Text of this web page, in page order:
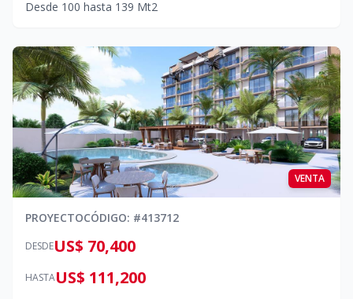
Desde 100 hasta 139 Mt2
VENTA
PROYECTOCÓDIGO: #413712
DESDEUS$ 70,400
HASTAUS$ 111,200